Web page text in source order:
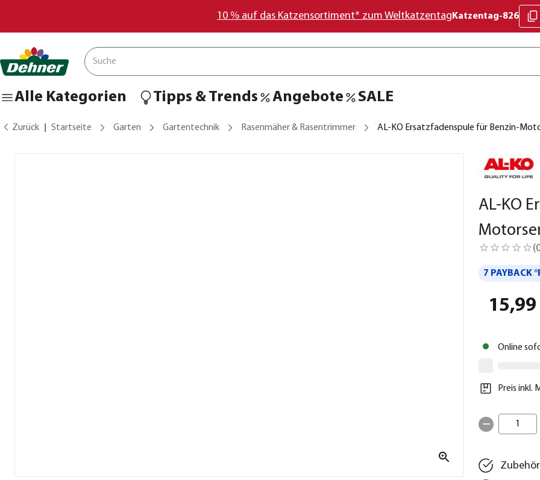
10 % auf das Katzensortiment* zum Weltkatzentag Katzentag-826
Alle Kategorien Tipps & Trends Angebote SALE
Zurück Startseite Garten Gartentechnik Rasenmäher & Rasentrimmer AL-KO Ersatzfadenspule für Benzin-
AL-KO
(
7 PAYBACK
15,99
Online
Preis inkl.
1